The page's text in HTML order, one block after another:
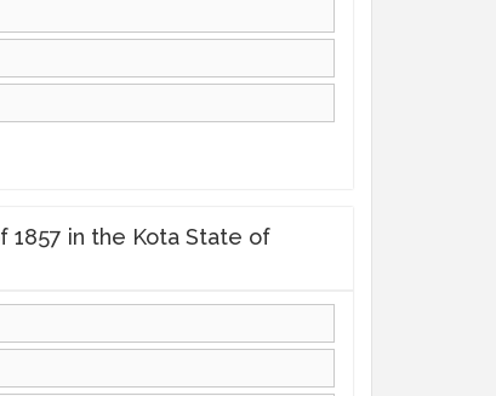
1857 in the Kota State of